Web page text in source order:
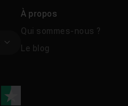
À propos
Qui sommes-nous ?
Le blog